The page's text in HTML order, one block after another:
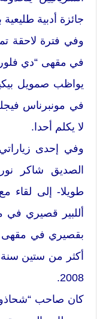
جائزة أدبية
وفي فترة لاحقة
في مقهى “دي
يواظب صمويل
في مونبرناس
لا يكلم أحدا.
وفي إحدى
الصديق شاكر
طويلا- إلى
أللبير قصيري في
بقصيري في مقهى
أكثر من ستين سنة
2008.
كان صاحب